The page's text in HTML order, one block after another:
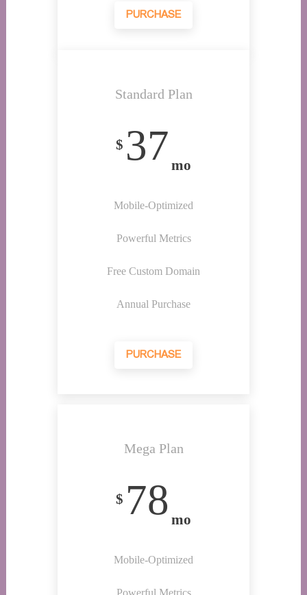
PURCHASE
Standard Plan
$ 37 mo
Mobile-Optimized
Powerful Metrics
Free Custom Domain
Annual Purchase
PURCHASE
Mega Plan
$ 78 mo
Mobile-Optimized
Powerful Metrics